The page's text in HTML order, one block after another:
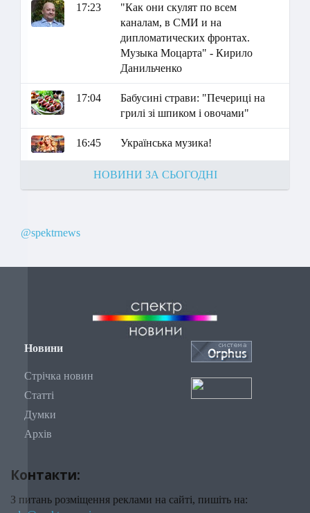
17:23
"Как они скулят по всем
каналам, в СМИ и на
дипломатических фронтах.
Музыка Моцарта" - Кирило
Данильченко
17:04
Бабусині страви: "Печериці на
грилі зі шпиком і овочами"
16:45 Українська музика!
НОВИНИ ЗА СЬОГОДНІ
@spektrnews
Новини
Стрічка новин
Статті
Думки
Архів
Контакти:
З питань розміщення реклами на сайті, пишіть на: